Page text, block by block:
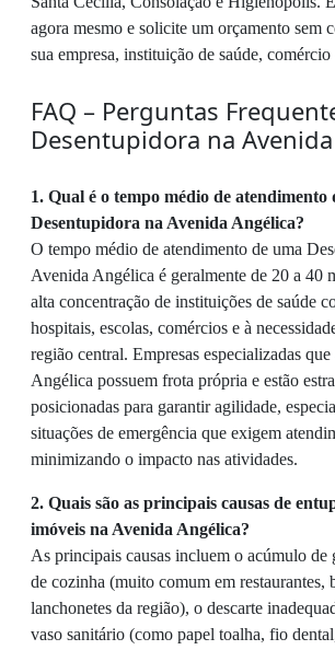
agora mesmo e solicite um orçamento sem
sua empresa, instituição de saúde,
FAQ – Perguntas
Desentupidora na
1. Qual é o tempo médio de atendimento
Desentupidora na Avenida Angélica?
O tempo médio de atendimento de uma
Avenida Angélica é geralmente de 20 a 40
alta concentração de instituições de saúde
hospitais, escolas, comércios e à
região central. Empresas especializadas que
Angélica possuem frota própria e estão
posicionadas para garantir agilidade,
situações de emergência que exigem
minimizando o impacto nas atividades.
2. Quais são as principais causas de
imóveis na Avenida Angélica?
As principais causas incluem o acúmulo de
de cozinha (muito comum em restaurantes,
lanchonetes da região), o descarte
vaso sanitário (como papel toalha, fio